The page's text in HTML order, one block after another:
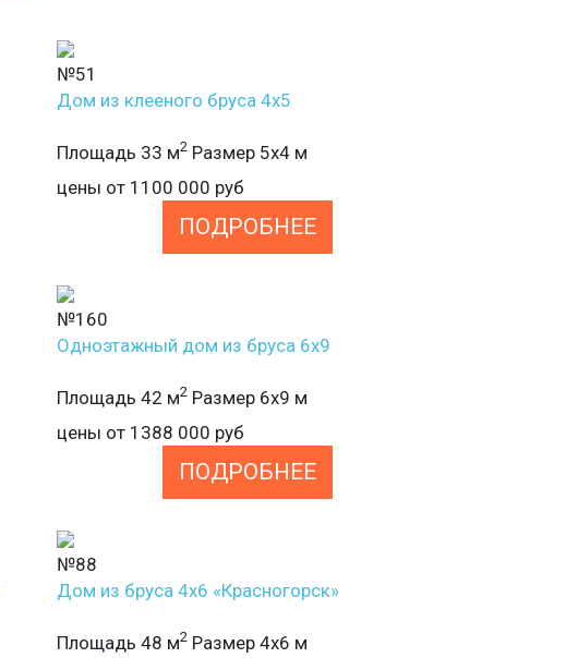
№51
Дом из клееного бруса 4х5
Площадь 33 м2 Размер 5х4 м
цены от 1100 000 руб
ПОДРОБНЕЕ
№160
Одноэтажный дом из бруса 6х9
Площадь 42 м2 Размер 6х9 м
цены от 1388 000 руб
ПОДРОБНЕЕ
№88
Дом из бруса 4х6 «Красногорск»
Площадь 48 м2 Размер 4х6 м